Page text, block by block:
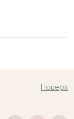
Наверх